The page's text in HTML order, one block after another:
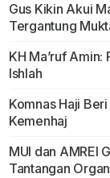
Gus Kikin Akui
Tergantung
KH Ma’ruf
Ishlah
Komnas Haji
Kemenhaj
MUI dan AMREI
Tantangan